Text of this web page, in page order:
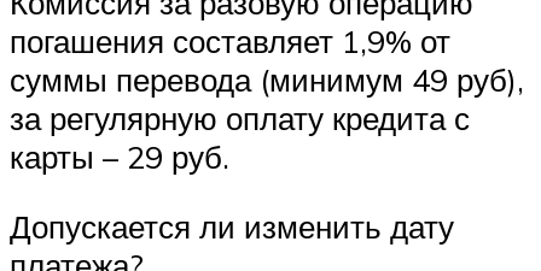
погашения составляет 1,9% от
суммы перевода (минимум 49 руб),
за регулярную оплату кредита с
карты – 29 руб.
Допускается ли изменить дату